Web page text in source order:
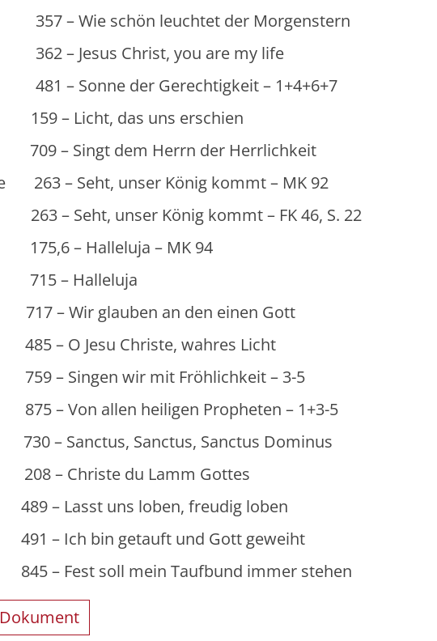
– Wie schön leuchtet der Morgenstern
– Jesus Christ, you are my life
– Sonne der Gerechtigkeit – 1+4+6+7
das uns erschien
dem Herrn der Herrlichkeit
263 – Seht, unser König kommt – MK 92
– Seht, unser König kommt – FK 46, S. 22
175,6 – Halleluja – MK 94
715 – Halleluja
an den einen Gott
Jesu Christe, wahres Licht
wir mit Fröhlichkeit – 3-5
allen heiligen Propheten – 1+3-5
Sanctus, Sanctus Dominus
du Lamm Gottes
uns loben, freudig loben
getauft und Gott geweiht
mein Taufbund immer stehen